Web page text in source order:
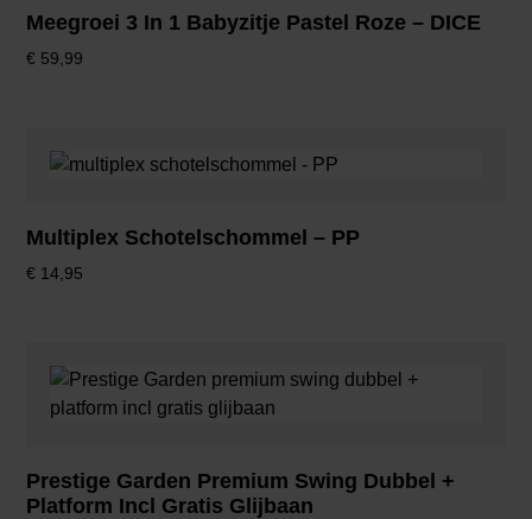
Meegroei 3 In 1 Babyzitje Pastel Roze – DICE
€ 59,99
Multiplex Schotelschommel – PP
€ 14,95
Prestige Garden Premium Swing Dubbel +
Platform Incl Gratis Glijbaan